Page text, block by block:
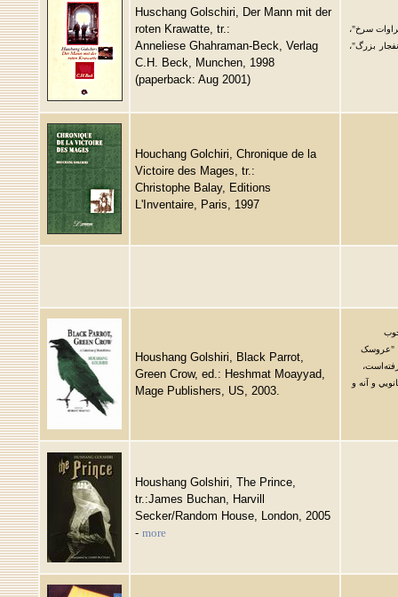
Huschang Golschiri, Der Mann mit der
roten Krawatte, tr.:
Anneliese Ghahraman-Beck, Verlag
C.H. Beck, Munchen, 1998
(paperback: Aug 2001)
سرخ"،
بزرگ"،
Houchang Golchiri, Chronique de la
Victoire des Mages, tr.:
Christophe Balay, Editions
L'Inventaire, Paris, 1997
Houshang Golshiri, Black Parrot,
Green Crow, ed.: Heshmat Moayyad,
Mage Publishers, US, 2003.
"عروسک
و آنه و
Houshang Golshiri, The Prince,
tr.:James Buchan, Harvill
Secker/Random House, London, 2005
- more